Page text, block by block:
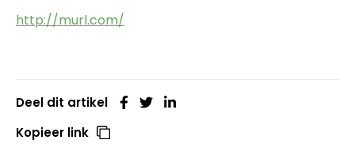
http://murl.com/
Deel dit artikel
Kopieer link